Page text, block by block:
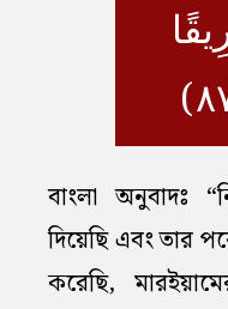
বাংলা অনুবাদঃ
দিয়েছি এবং তার
করেছি,